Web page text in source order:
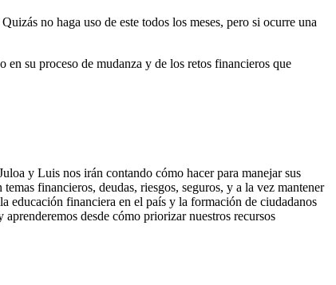
no haga uso de este todos los meses, pero si ocurre una
en su proceso de mudanza y de los retos financieros que
y Luis nos irán contando cómo hacer para manejar sus
financieros, deudas, riesgos, seguros, y a la vez mantener
educación financiera en el país y la formación de ciudadanos
desde cómo priorizar nuestros recursos